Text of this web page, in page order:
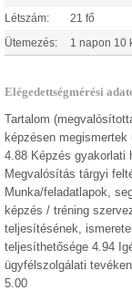
Létszám: 21 fő
Ütemezés: 1 napon 10
Elégedettségmérési
Tartalom
képzésen
4.88 Képzés gyakorlati
Megvalósítás tárgyi
Munka/feladatlapok,
képzés / tréning
teljesítésének,
teljesíthetősége 4.94
ügyfélszolgálati
5.00